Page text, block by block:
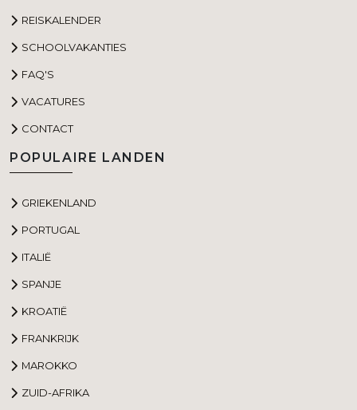
REISKALENDER
SCHOOLVAKANTIES
FAQ'S
VACATURES
CONTACT
POPULAIRE LANDEN
GRIEKENLAND
PORTUGAL
ITALIË
SPANJE
KROATIË
FRANKRIJK
MAROKKO
ZUID-AFRIKA